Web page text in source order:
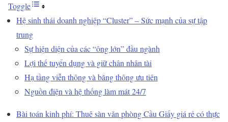
Toggle
Hệ sinh thái doanh nghiệp “Cluster” – Sức mạnh của sự tập
trung
Sự hiện diện của các “ông lớn” đầu ngành
Lợi thế tuyển dụng và giữ chân nhân tài
Hạ tầng viễn thông và băng thông ưu tiên
Nguồn điện và hệ thống làm mát 24/7
Bài toán kinh phí: Thuê sàn văn phòng Cầu Giấy giá rẻ có thực